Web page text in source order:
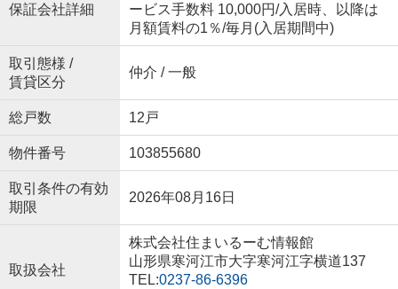
保証会社詳細
ービス手数料 10,000円/入居時、以降は
月額賃料の1％/毎月(入居期間中)
取引態様 /
賃貸区分
仲介 / 一般
総戸数 12戸
物件番号 103855680
取引条件の有効
期限
2026年08月16日
取扱会社
株式会社住まいるーむ情報館
山形県寒河江市大字寒河江字横道137
TEL:0237-86-6396